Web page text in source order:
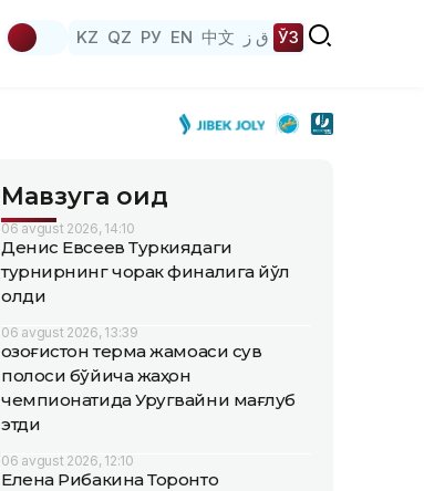
KZ QZ РУ EN 中文 ق ز ЎЗ
Мавзуга оид
06 avgust 2026, 14:10
Денис Евсеев Туркиядаги
турнирнинг чорак финалига йўл
олди
06 avgust 2026, 13:39
Қозоғистон терма жамоаси сув
полоси бўйича жаҳон
чемпионатида Уругвайни мағлуб
этди
06 avgust 2026, 12:10
Елена Рибакина Торонто